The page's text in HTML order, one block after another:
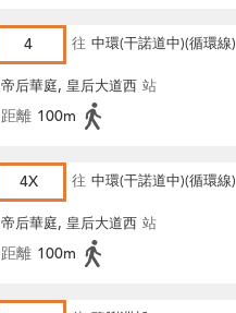
4 往 中環(干諾道中)(循環線)
帝后華庭, 皇后大道西 站
距離 100m
4X 往 中環(干諾道中)(循環線)
帝后華庭, 皇后大道西 站
距離 100m